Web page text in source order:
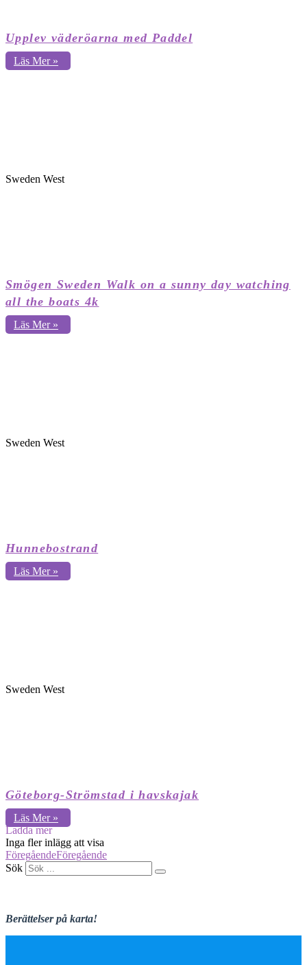
Upplev väderöarna med Paddel
Läs Mer »
Sweden West
Smögen Sweden Walk on a sunny day watching
all the boats 4k
Läs Mer »
Sweden West
Hunnebostrand
Läs Mer »
Sweden West
Göteborg-Strömstad i havskajak
Läs Mer »
Ladda mer
Inga fler inlägg att visa
FöregåendeFöregående
Sök
Berättelser på karta!